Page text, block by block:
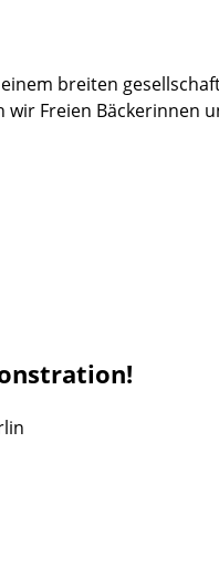
breiten
wir Freien Bäckerinnen